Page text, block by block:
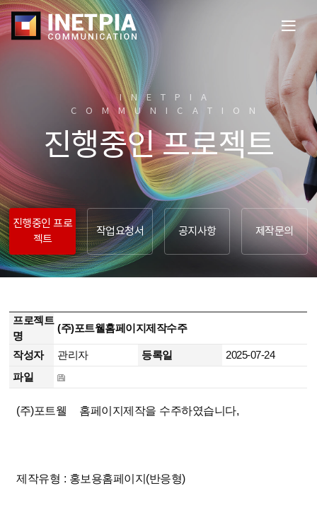
INETPIA
COMMUNICATION​
진행중인 프로젝트
진행중인 프로
젝트
작업요청서 공지사항 제작문의
프로젝트
명
(주)포트웰홈페이지제작수주
작성자 관리자 등록일
2025-07-24
파일
(주)포트웰 홈페이지제작을 수주하였습니다,
제작유형 : 홍보용홈페이지(반응형)
전
뉴
열
기